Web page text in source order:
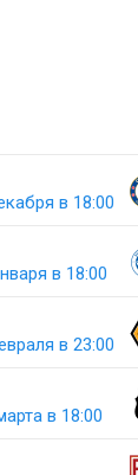
в 18:00
в 18:00
в 23:00
в 18:00